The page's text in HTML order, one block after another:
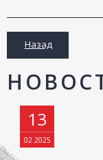
Назад
13
02.2025